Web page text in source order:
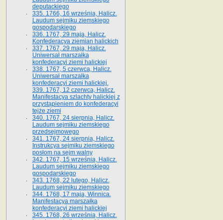
deputackiego
335. 1766, 16 września, Halicz.
Laudum sejmiku ziemskiego
gospodarskiego
336. 1767, 29 maja, Halicz.
Konfederacya ziemian halickich
337. 1767, 29 maja, Halicz.
Uniwersał marszałka
konfederacyi ziemi halickiej
338. 1767, 5 czerwca, Halicz.
Uniwersał marszałka
konfederacyi ziemi halickiej.
339. 1767, 12 czerwca, Halicz.
Manifestacya szlachty halickiej z
przystąpieniem do konfederacyi
tejże ziemi
340. 1767, 24 sierpnia, Halicz.
Laudum sejmiku ziemskiego
przedsejmowego
341. 1767, 24 sierpnia, Halicz.
Instrukcya sejmiku ziemskiego
posłom na sejm walny
342. 1767, 15 września, Halicz.
Laudum sejmiku ziemskiego
gospodarskiego
343. 1768, 22 lutego, Halicz.
Laudum sejmiku ziemskiego
344. 1768, 17 maja, Winnica.
Manifestacya marszałka
konfederacyi ziemi halickiej
345. 1768, 26 września, Halicz.